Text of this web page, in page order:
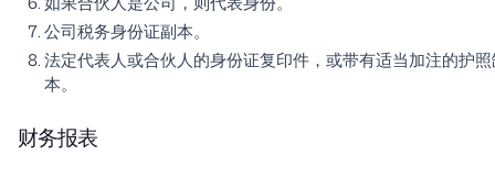
公司税务身份证副本。
法定代表人或合伙人的身份证复印件，或带有适当加注的护
本。
财务报表